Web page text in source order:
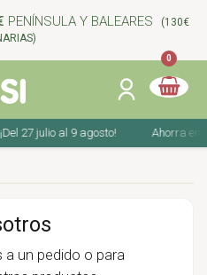
PENÍNSULA Y BALEARES
(130€
0
27 julio al 9 agosto! Ahorra en
a un pedido o para